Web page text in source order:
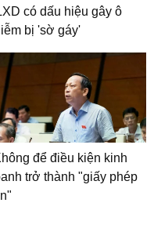
có dấu hiệu gây ô
bị 'sờ gáy'
để điều kiện kinh
trở thành "giấy phép